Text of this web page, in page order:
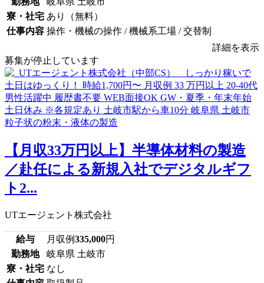
寮・社宅 あり（無料）
仕事内容 操作・機械の操作 / 機械系工場 / 交替制
詳細を表示
募集が停止しています
【月収33万円以上】半導体材料の製造
／赴任による新規入社でデジタルギフ
ト2...
UTエージェント株式会社
給与 月収例335,000円
勤務地
岐阜県 土岐市
寮・社宅 なし